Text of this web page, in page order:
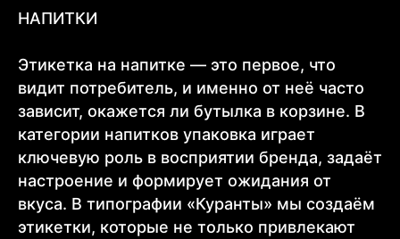
НАПИТКИ
Этикетка на напитке — это первое, что
видит потребитель, и именно от неё часто
зависит, окажется ли бутылка в корзине. В
категории напитков упаковка играет
ключевую роль в восприятии бренда, задаёт
настроение и формирует ожидания от
вкуса. В типографии «Куранты» мы создаём
этикетки, которые не только привлекают
Другие
отрасли
→
←